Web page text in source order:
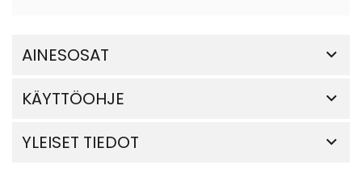
AINESOSAT
KÄYTTÖOHJE
YLEISET TIEDOT